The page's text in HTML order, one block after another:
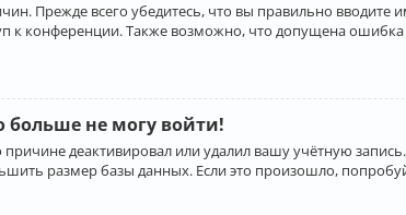
Прежде всего убедитесь, что вы правильно
к конференции. Также возможно, что допущена
больше не могу войти!
деактивировал или удалил вашу учётную
размер базы данных. Если это произошло,